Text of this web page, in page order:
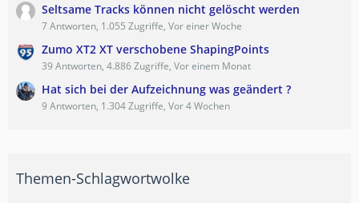
Seltsame Tracks können nicht gelöscht werden
7 Antworten, 1.055 Zugriffe, Vor einer Woche
Zumo XT2 XT verschobene ShapingPoints
39 Antworten, 4.886 Zugriffe, Vor einem Monat
Hat sich bei der Aufzeichnung was geändert ?
9 Antworten, 1.304 Zugriffe, Vor 4 Wochen
Themen-Schlagwortwolke